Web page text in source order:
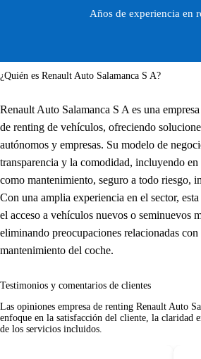
Años de experiencia en
¿Quién es Renault Auto Salamanca S A?
Renault Auto Salamanca S A es una
de renting de vehículos, ofreciendo
autónomos y empresas. Su modelo de
transparencia y la comodidad, incluyendo en
como mantenimiento, seguro a todo riesgo,
Con una amplia experiencia en el sector,
el acceso a vehículos nuevos o seminuevos
eliminando preocupaciones relacionadas
mantenimiento del coche.
Testimonios y comentarios de clientes
Las opiniones empresa de renting Renault Auto
enfoque en la satisfacción del cliente, la claridad
de los servicios incluidos.